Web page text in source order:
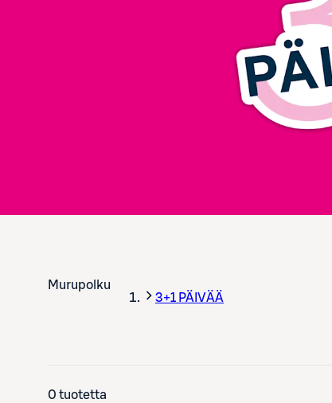
Murupolku
3+1 PÄIVÄÄ
0 tuotetta